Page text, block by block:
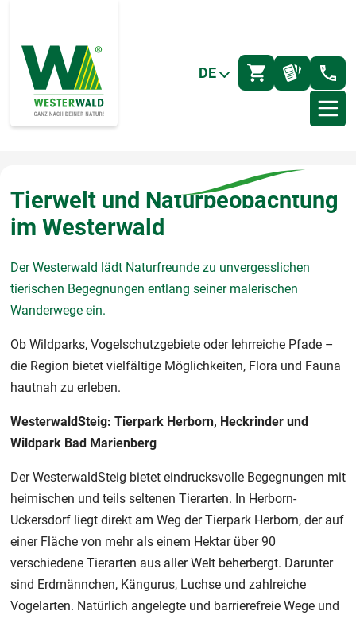
DE
Tierwelt und Naturbeobachtung
im Westerwald
Der Westerwald lädt Naturfreunde zu unvergesslichen
tierischen Begegnungen entlang seiner malerischen
Wanderwege ein.
Ob Wildparks, Vogelschutzgebiete oder lehrreiche Pfade –
die Region bietet vielfältige Möglichkeiten, Flora und Fauna
hautnah zu erleben.
WesterwaldSteig: Tierpark Herborn, Heckrinder und
Wildpark Bad Marienberg
Der WesterwaldSteig bietet eindrucksvolle Begegnungen mit
heimischen und teils seltenen Tierarten. In Herborn-
Uckersdorf liegt direkt am Weg der Tierpark Herborn, der auf
einer Fläche von mehr als einem Hektar über 90
verschiedene Tierarten aus aller Welt beherbergt. Darunter
sind Erdmännchen, Kängurus, Luchse und zahlreiche
Vogelarten. Natürlich angelegte und barrierefreie Wege und